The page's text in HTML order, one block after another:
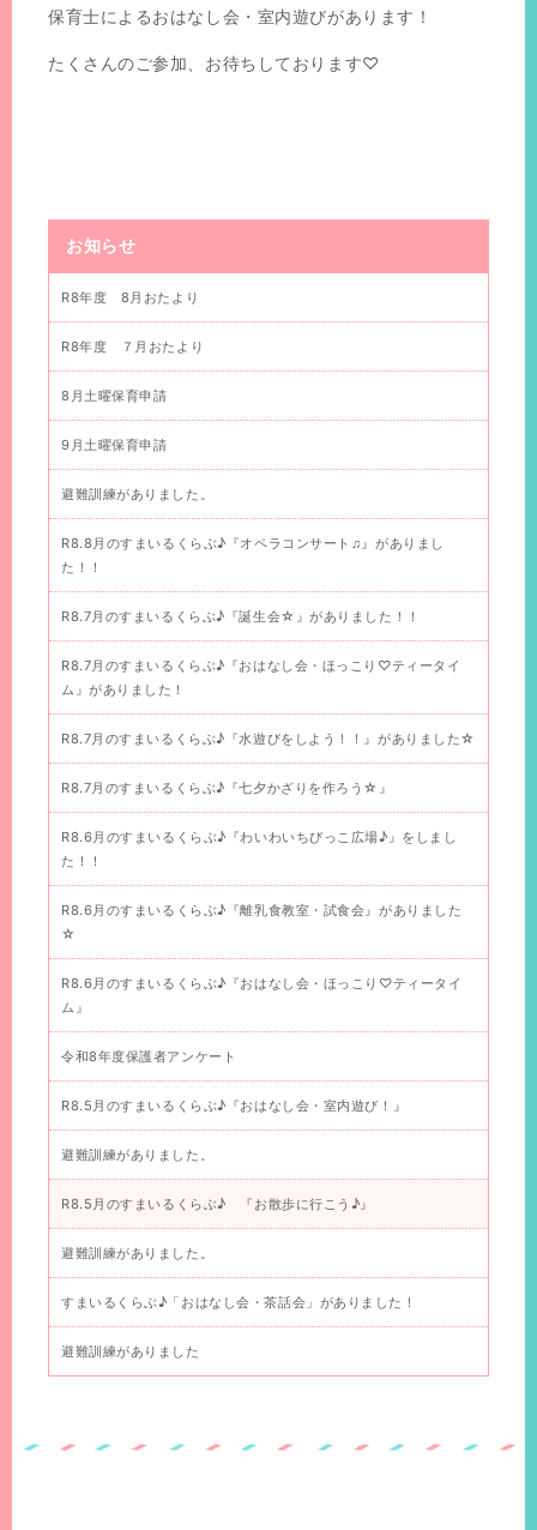
保育士によるおはなし会・室内遊びがあります！
たくさんのご参加、お待ちしております♡
お知らせ
R8年度 8月おたより
R8年度 ７月おたより
8月土曜保育申請
9月土曜保育申請
避難訓練がありました。
R8.8月のすまいるくらぶ♪『オペラコンサート♫』がありまし
た！！
R8.7月のすまいるくらぶ♪『誕生会☆』がありました！！
R8.7月のすまいるくらぶ♪『おはなし会・ほっこり♡ティータイ
ム』がありました！
R8.7月のすまいるくらぶ♪『水遊びをしよう！！』がありました☆
R8.7月のすまいるくらぶ♪『七夕かざりを作ろう☆』
R8.6月のすまいるくらぶ♪『わいわいちびっこ広場♪』をしまし
た！！
R8.6月のすまいるくらぶ♪『離乳食教室・試食会』がありました
☆
R8.6月のすまいるくらぶ♪『おはなし会・ほっこり♡ティータイ
ム』
令和8年度保護者アンケート
R8.5月のすまいるくらぶ♪『おはなし会・室内遊び！』
避難訓練がありました。
R8.5月のすまいるくらぶ♪ 『お散歩に行こう♪』
避難訓練がありました。
すまいるくらぶ♪「おはなし会・茶話会」がありました！
避難訓練がありました